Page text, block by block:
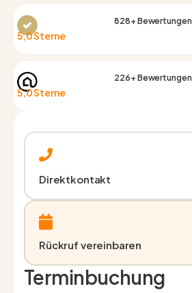
828+ Bewertungen
5,0 Sterne
226+ Bewertungen
5,0 Sterne
Direktkontakt
Rückruf vereinbaren
Terminbuchung